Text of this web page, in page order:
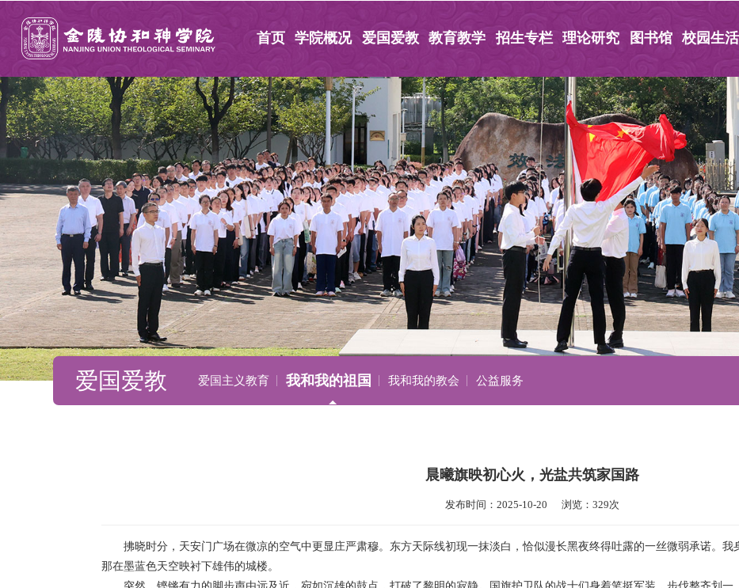
首页 学院概况 爱国爱教 教育教学 招生专栏 理论研究 图书馆 校园生活
爱国爱教 爱国主义教育 我和我的祖国 我和我的教会 公益服务
晨曦旗映初心火，光盐共筑家国路
发布时间：2025-10-20      浏览：329次
拂晓时分，天安门广场在微凉的空气中更显庄严肃穆。东方天际线初现一抹淡白，恰似漫长黑夜终得吐露的一丝微弱承诺。
那在墨蓝色天空映衬下雄伟的城楼。